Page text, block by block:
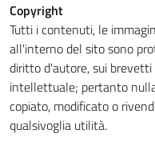
Copyright
Tutti i contenuti, le
all'interno del sito sono
diritto d'autore, sui
intellettuale; pertanto
copiato, modificato o
qualsivoglia utilità.